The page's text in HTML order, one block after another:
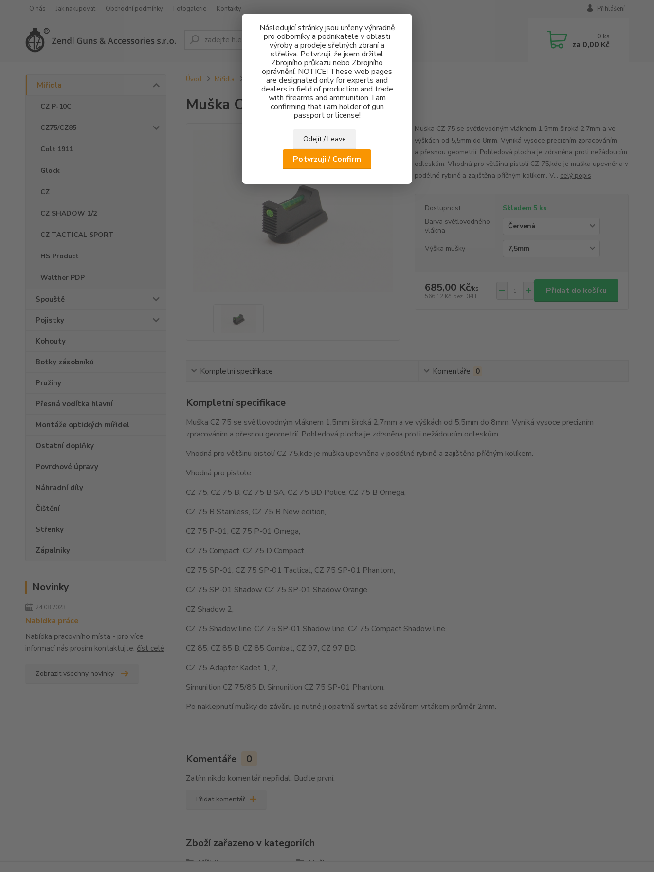
Následující stránky jsou určeny výhradně
pro odborníky a podnikatele v oblasti
výroby a prodeje sřelných zbraní a
střeliva. Potvrzuji, že jsem držitel
Zbrojního průkazu nebo Zbrojního
oprávnění. NOTICE! These web pages
are designated only for experts and
dealers in field of production and trade
with firearms and ammunition. I am
confirming that i am holder of gun
passport or license!
Odejít / Leave
Potvrzuji / Confirm
O nás Jak nakupovat Obchodní podmínky Fotogalerie Kontakty Přihlášení
Hledat 0 ks
za 0,00 Kč
Mířidla
CZ P-10C
CZ75/CZ85
Colt 1911
Glock
CZ
CZ SHADOW 1/2
CZ TACTICAL SPORT
HS Product
Walther PDP
Spouště
Pojistky
Kohouty
Botky zásobníků
Pružiny
Přesná vodítka hlavní
Montáže optických mířidel
Ostatní doplňky
Povrchové úpravy
Náhradní díly
Čištění
Střenky
Zápalníky
Novinky
24.08.2023
Nabídka práce
Nabídka pracovního místa - pro více
informací nás prosím kontaktujte. číst celé
Zobrazit všechny novinky
Úvod Mířidla Muška CZ 75 FO 1,5mm - 2,7mm
Muška CZ 75 FO 1,5mm - 2,7mm
Muška CZ 75 se světlovodným vláknem 1,5mm široká 2,7mm a ve
výškách od 5,5mm do 8mm. Vyniká vysoce precizním zpracováním
a přesnou geometrií. Pohledová plocha je zdrsněna proti nežádoucím
odleskům. Vhodná pro většinu pistolí CZ 75,kde je muška upevněna v
podélné rybině a zajištěna příčným kolíkem. V... celý popis
Dostupnost
Skladem 5 ks
Barva světlovodného
vlákna
Výška mušky
685,00 Kč/ks
566,12 Kč bez DPH
Přidat do košíku
Kompletní specifikace Komentáře 0
Kompletní specifikace
Muška CZ 75 se světlovodným vláknem 1,5mm široká 2,7mm a ve výškách od 5,5mm do 8mm. Vyniká vysoce precizním
zpracováním a přesnou geometrií. Pohledová plocha je zdrsněna proti nežádoucím odleskům.
Vhodná pro většinu pistolí CZ 75,kde je muška upevněna v podélné rybině a zajištěna příčným kolíkem.
Vhodná pro pistole:
CZ 75, CZ 75 B, CZ 75 B SA, CZ 75 BD Police, CZ 75 B Omega,
CZ 75 B Stainless, CZ 75 B New edition,
CZ 75 P-01, CZ 75 P-01 Omega,
CZ 75 Compact, CZ 75 D Compact,
CZ 75 SP-01, CZ 75 SP-01 Tactical, CZ 75 SP-01 Phantom,
CZ 75 SP-01 Shadow, CZ 75 SP-01 Shadow Orange,
CZ Shadow 2,
CZ 75 Shadow line, CZ 75 SP-01 Shadow line, CZ 75 Compact Shadow line,
CZ 85, CZ 85 B, CZ 85 Combat, CZ 97, CZ 97 BD.
CZ 75 Adapter Kadet 1, 2,
Simunition CZ 75/85 D, Simunition CZ 75 SP-01 Phantom.
Po naklepnutí mušky do závěru je nutné ji opatrně svrtat se závěrem vrtákem průměr 2mm.
Komentáře 0
Zatím nikdo komentář nepřidal. Buďte první.
Přidat komentář
Zboží zařazeno v kategoriích
Mířidla Mušky